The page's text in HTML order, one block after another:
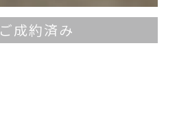
ご成約済み